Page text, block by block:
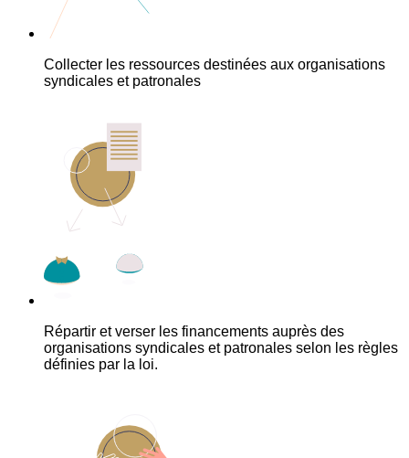
Collecter les ressources destinées aux organisations
syndicales et patronales
Répartir et verser les financements auprès des
organisations syndicales et patronales selon les règles
définies par la loi.